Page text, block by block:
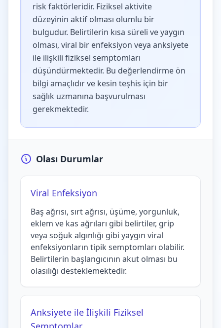
risk faktörleridir. Fiziksel aktivite
düzeyinin aktif olması olumlu bir
bulgudur. Belirtilerin kısa süreli ve yaygın
olması, viral bir enfeksiyon veya anksiyete
ile ilişkili fiziksel semptomları
düşündürmektedir. Bu değerlendirme ön
bilgi amaçlıdır ve kesin teşhis için bir
sağlık uzmanına başvurulması
gerekmektedir.
Olası Durumlar
Viral Enfeksiyon
Baş ağrısı, sırt ağrısı, üşüme, yorgunluk,
eklem ve kas ağrıları gibi belirtiler, grip
veya soğuk algınlığı gibi yaygın viral
enfeksiyonların tipik semptomları olabilir.
Belirtilerin başlangıcının akut olması bu
olasılığı desteklemektedir.
Anksiyete ile İlişkili Fiziksel